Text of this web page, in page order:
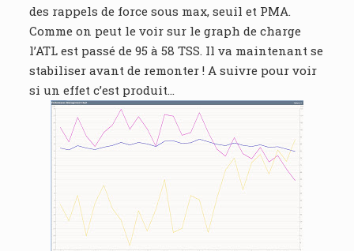
des rappels de force sous max, seuil et PMA.
Comme on peut le voir sur le graph de charge
l’ATL est passé de 95 à 58 TSS. Il va maintenant se
stabiliser avant de remonter ! A suivre pour voir
si un effet c’est produit…